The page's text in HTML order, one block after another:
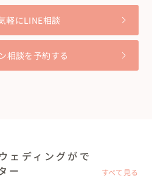
軽にLINE相談
相談を予約する
ェディングがで
ー
すべて見る